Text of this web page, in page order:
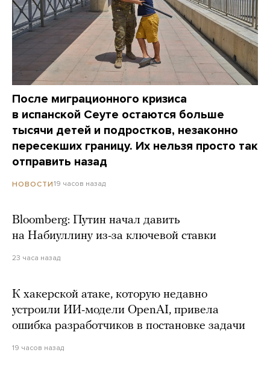
После миграционного кризиса
в испанской Сеуте остаются больше
тысячи детей и подростков, незаконно
пересекших границу. Их нельзя просто так
отправить назад
НОВОСТИ19 часов назад
Bloomberg: Путин начал давить
на Набиуллину из-за ключевой ставки
23 часа назад
К хакерской атаке, которую недавно
устроили ИИ-модели OpenAI, привела
ошибка разработчиков в постановке задачи
19 часов назад